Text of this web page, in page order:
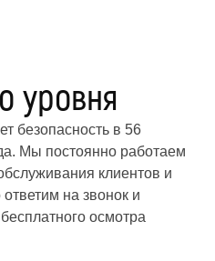
уровня
безопасность в 56
Мы постоянно работаем
клиентов и
на звонок и
осмотра